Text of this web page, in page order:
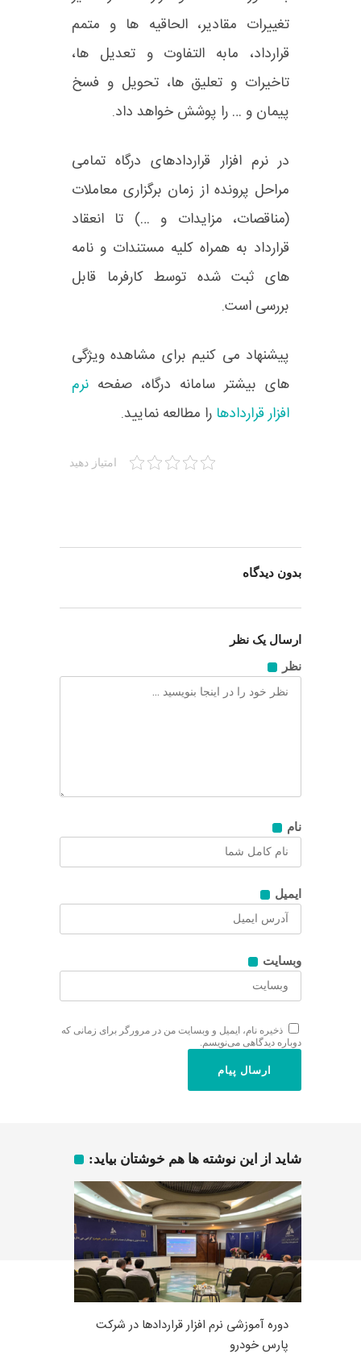
تغییرات مقادیر، الحاقیه ها و متمم
قرارداد، مابه التفاوت و تعدیل ها،
تاخیرات و تعلیق ها، تحویل و فسخ
پیمان و … را پوشش خواهد داد.
در نرم افزار قراردادهای درگاه تمامی
مراحل پرونده از زمان برگزاری معاملات
(مناقصات، مزایدات و …) تا انعقاد
قرارداد به همراه کلیه مستندات و نامه
های ثبت شده توسط کارفرما قابل
بررسی است.
پیشنهاد می کنیم برای مشاهده ویژگی
های بیشتر سامانه درگاه، صفحه نرم
افزار قراردادها را مطالعه نمایید.
امتیاز دهید
بدون دیدگاه
ارسال یک نظر
نظر
نام
ایمیل
وبسایت
ذخیره نام، ایمیل و وبسایت من در مرورگر برای زمانی که
دوباره دیدگاهی می‌نویسم.
شاید از این نوشته ها هم خوشتان بیاید:
دوره آموزشی نرم افزار قراردادها در شرکت
پارس خودرو